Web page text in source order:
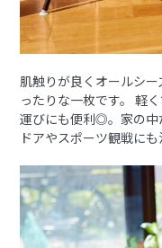
肌触りが良くオールシ
ったりな一枚です。 軽
運びにも便利◎。家の中
ドアやスポーツ観戦にも